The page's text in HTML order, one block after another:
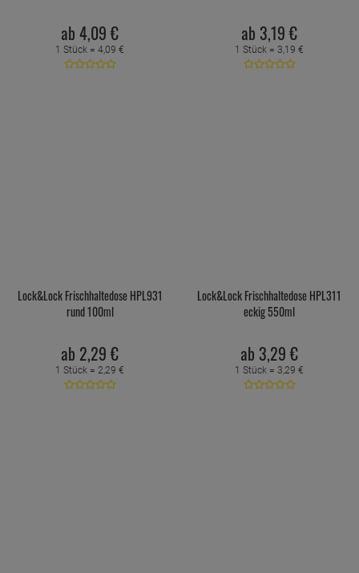
ab 4,09 €
1 Stück = 4,09 €
ab 3,19 €
1 Stück = 3,19 €
Lock&Lock Frischhaltedose HPL931
rund 100ml
ab 2,29 €
1 Stück = 2,29 €
Lock&Lock Frischhaltedose HPL311
eckig 550ml
ab 3,29 €
1 Stück = 3,29 €